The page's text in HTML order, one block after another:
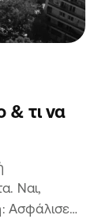
& τι να
Ναι,
Ασφάλισε